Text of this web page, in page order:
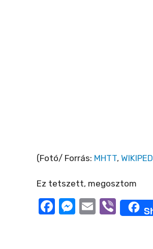
(Fotó/ Forrás: MHTT,
Ez tetszett, megosztom
F
M E
Vi
b